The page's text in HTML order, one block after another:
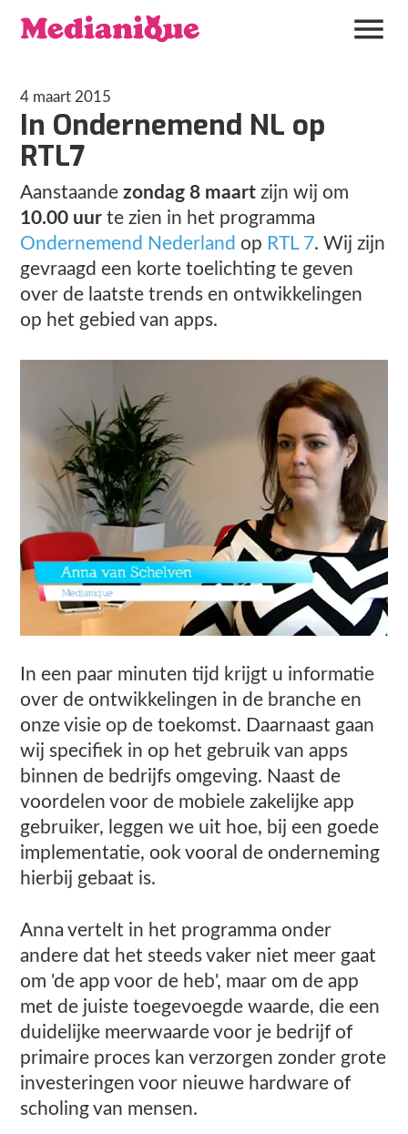
4 maart 2015
In Ondernemend NL op
RTL7
Aanstaande zondag 8 maartzijn wij om
10.00 uurte zien in het programma
Ondernemend Nederland op RTL 7. Wij zijn
gevraagd een korte toelichting te geven
over de laatste trends en ontwikkelingen
op het gebied van apps.
In een paar minuten tijd krijgt u informatie
over de ontwikkelingen in de branche en
onze visie op de toekomst. Daarnaast gaan
wij specifiek in op het gebruik van apps
binnen de bedrijfs omgeving. Naast de
voordelen voor de mobiele zakelijke app
gebruiker, leggen we uit hoe, bij een goede
implementatie, ook vooral de onderneming
hierbij gebaat is.
Anna vertelt in het programma onder
andere dat het steeds vaker niet meer gaat
om 'de app voor de heb', maar om de app
met de juiste toegevoegde waarde, die een
duidelijke meerwaarde voor je bedrijf of
primaire proces kan verzorgen zonder grote
investeringen voor nieuwe hardware of
scholing van mensen.